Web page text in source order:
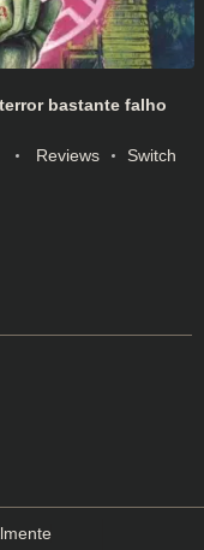
bastante falho
Reviews Switch